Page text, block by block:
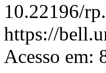
10.22196/
https://
Acesso em: